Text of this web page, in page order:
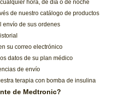
Devoluciones
Términos de Uso
Términos y Condiciones
hora, de día o de noche
de nuestro catálogo de productos
envío de sus ordenes
su correo electrónico
datos de su plan médico
de envío
terapia con bomba de insulina
de Medtronic?